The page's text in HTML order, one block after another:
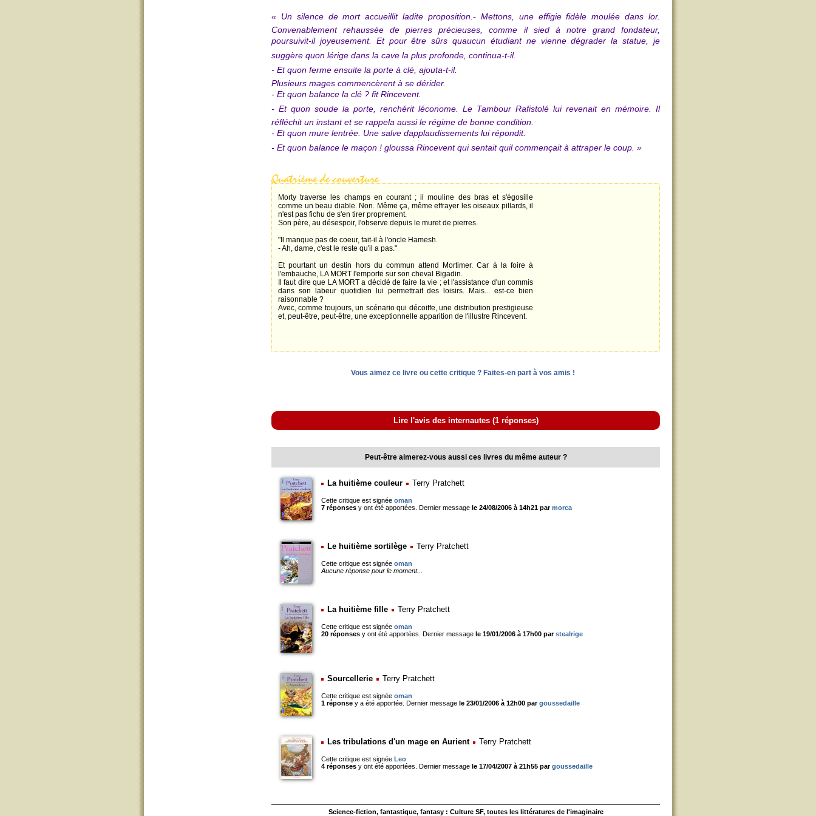
« Un silence de mort accueillit ladite proposition. - Mettons, une effigie fidèle moulée dans lor.
Convenablement rehaussée de pierres précieuses, comme il sied à notre grand fondateur,
poursuivit-il joyeusement. Et pour être sûrs quaucun étudiant ne vienne dégrader la statue, je
suggère quon lérige dans la cave la plus profonde, continua-t-il.
- Et quon ferme ensuite la porte à clé, ajouta-t-il.
Plusieurs mages commencèrent à se dérider.
- Et quon balance la clé ? fit Rincevent.
- Et quon soude la porte, renchérit léconome. Le Tambour Rafistolé lui revenait en mémoire. Il
réfléchit un instant et se rappela aussi le régime de bonne condition.
- Et quon mure lentrée. Une salve dapplaudissements lui répondit.
- Et quon balance le maçon ! gloussa Rincevent qui sentait quil commençait à attraper le coup. »
Morty traverse les champs en courant ; il mouline des bras et s'égosille
comme un beau diable. Non. Même ça, même effrayer les oiseaux pillards, il
n'est pas fichu de s'en tirer proprement.
Son père, au désespoir, l'observe depuis le muret de pierres.
"Il manque pas de coeur, fait-il à l'oncle Hamesh.
- Ah, dame, c'est le reste qu'il a pas."
Et pourtant un destin hors du commun attend Mortimer. Car à la foire à
l'embauche, LA MORT l'emporte sur son cheval Bigadin.
Il faut dire que LA MORT a décidé de faire la vie ; et l'assistance d'un commis
dans son labeur quotidien lui permettrait des loisirs. Mais... est-ce bien
raisonnable ?
Avec, comme toujours, un scénario qui décoiffe, une distribution prestigieuse
et, peut-être, peut-être, une exceptionnelle apparition de l'illustre Rincevent.
Vous aimez ce livre ou cette critique ? Faites-en part à vos amis !
Lire l'avis des internautes (1 réponses)
Peut-être aimerez-vous aussi ces livres du même auteur ?
La huitième couleur Terry Pratchett
Cette critique est signée oman
7 réponses y ont été apportées. Dernier message le 24/08/2006 à 14h21 parmorca
Le huitième sortilège Terry Pratchett
Cette critique est signée oman
Aucune réponse pour le moment...
La huitième fille Terry Pratchett
Cette critique est signée oman
20 réponses y ont été apportées. Dernier message le 19/01/2006 à 17h00 parstealrige
Sourcellerie Terry Pratchett
Cette critique est signée oman
1 réponse y a été apportée. Dernier message le 23/01/2006 à 12h00 pargoussedaille
Les tribulations d'un mage en Aurient Terry Pratchett
Cette critique est signée Leo
4 réponses y ont été apportées. Dernier message le 17/04/2007 à 21h55 pargoussedaille
Science-fiction, fantastique, fantasy : Culture SF, toutes les littératures de l'imaginaire